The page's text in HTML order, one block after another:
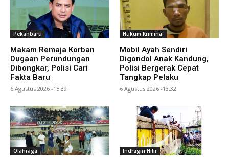
Pekanbaru
Makam Remaja Korban
Dugaan Perundungan
Dibongkar, Polisi Cari
Fakta Baru
6 Agustus 2026 -15:39
Hukum Kriminal
Mobil Ayah Sendiri
Digondol Anak Kandung,
Polisi Bergerak Cepat
Tangkap Pelaku
6 Agustus 2026 -13:32
Olahraga Indragiri Hilir